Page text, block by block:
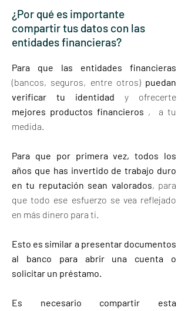
¿Por qué es importante
compartir tus datos con las
entidades financieras?
Para que las entidades financieras
(bancos, seguros, entre otros) puedan
verificar tu identidad y ofrecerte
mejores productos financieros , a tu
medida.
Para que por primera vez, todos los
años que has invertido de trabajo duro
en tu reputación sean valorados, para
que todo ese esfuerzo se vea reflejado
en más dinero para ti.
Esto es similar a presentar documentos
al banco para abrir una cuenta o
solicitar un préstamo.
Es necesario compartir esta